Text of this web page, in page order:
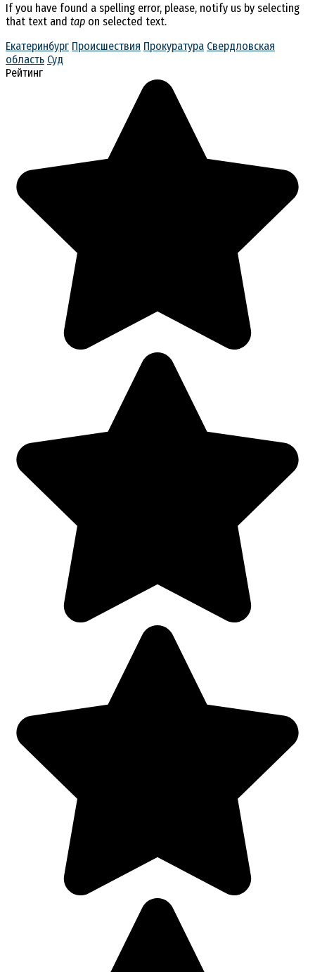
If you have found a spelling error, please, notify us by selecting
that text and tap on selected text.
Екатеринбург Происшествия Прокуратура Свердловская
область Суд
Рейтинг